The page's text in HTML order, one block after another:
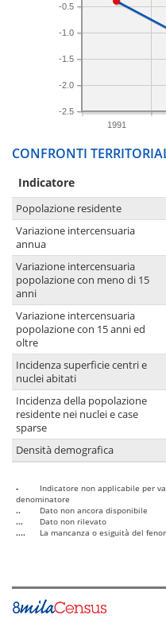
1991
-2.5
-2.0
-1.5
-1.0
-0.5
CONFRONTI
Indicatore
Popolazione residente
Variazione intercensuaria
annua
Variazione intercensuaria
popolazione con meno di 15
anni
Variazione intercensuaria
popolazione con 15 anni ed
oltre
Incidenza superficie centri e
nuclei abitati
Incidenza della popolazione
residente nei nuclei e case
sparse
Densità demografica
-
Indicatore non applicabile per
denominatore
..
Dato non ancora disponibile
...
Dato non rilevato
....
La mancanza o esiguità del